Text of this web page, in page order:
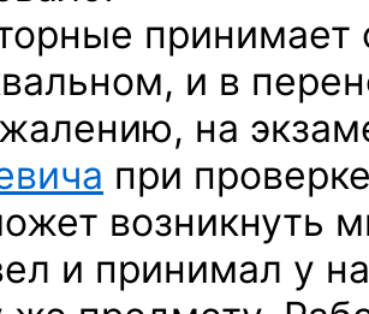
принимает
и в
на
при
возникнуть
и принимал у